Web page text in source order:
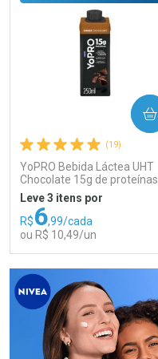
(19)
YoPRO Bebida Láctea UHT
Chocolate 15g de proteínas
250ml
Leve 3 itens por
R$6,99/cada
ou R$ 10,49/un
COMPRAR
Laboratório
Por Menos